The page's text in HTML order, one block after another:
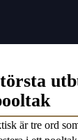
är tre ord